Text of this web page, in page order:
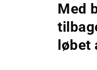
Med
løbet